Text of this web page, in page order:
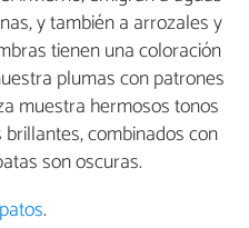
y también a arrozales y
tienen una coloración
plumas con patrones
muestra hermosos tonos
combinados con
son oscuras.
.